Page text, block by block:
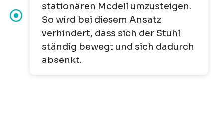
stationären Modell umzusteigen.
So wird bei diesem Ansatz
verhindert, dass sich der Stuhl
ständig bewegt und sich dadurch
absenkt.